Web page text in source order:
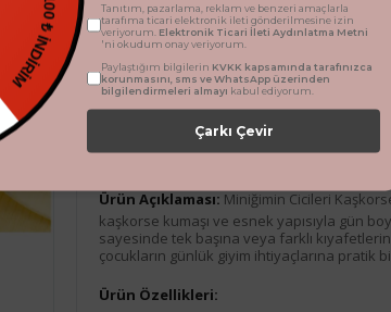
Ürün Açıklaması
Ürün Açıklaması: Miniğimin Cicileri
kaşkorse kumaşı ve esnek yapısıyla gün
sayesinde tek başına veya farklı
çocukların günlük giyim ihtiyaçlarına pratik
Ürün Özellikleri:
100 ₺ İNDİRİM
Tanıtım, pazarlama, reklam ve benzeri amaçlarla
tarafıma ticari elektronik ileti gönderilmesine izin
veriyorum. Elektronik Ticari İleti Aydınlatma Metni
'ni okudum onay veriyorum.
Paylaştığım bilgilerin KVKK kapsamında tarafınızca
korunmasını, sms ve WhatsApp üzerinden
bilgilendirmeleri almayı kabul ediyorum.
Çarkı Çevir